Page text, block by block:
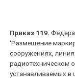
Приказ 119.
'Размещение
сооружениях,
радиотехническом
устанавливаемых в